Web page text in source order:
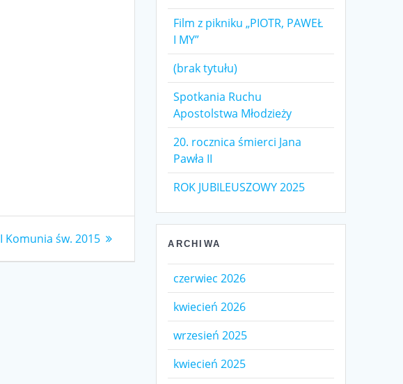
Następny
I Komunia św. 2015
Film z pikniku „PIOTR, PAWEŁ
I MY”
(brak tytułu)
Spotkania Ruchu
Apostolstwa Młodzieży
20. rocznica śmierci Jana
Pawła II
ROK JUBILEUSZOWY 2025
ARCHIWA
czerwiec 2026
kwiecień 2026
wrzesień 2025
kwiecień 2025